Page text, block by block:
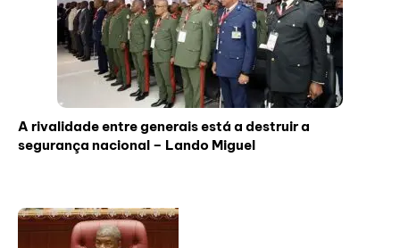
A rivalidade entre generais está a destruir a
segurança nacional – Lando Miguel